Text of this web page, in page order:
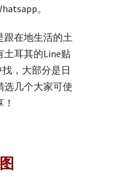
。
跟在地生活的土
土耳其的Line贴
，大部分是日
选几个大家可使